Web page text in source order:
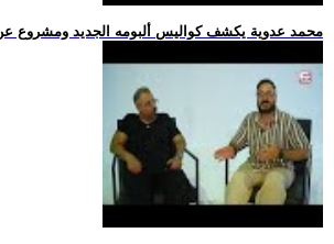
.. محمد عدوية يكشف كواليس ألبومه الجديد ومشروع